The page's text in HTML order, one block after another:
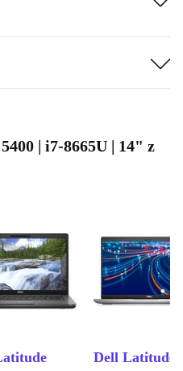
| i7-8665U | 14" z
Dell Latitude